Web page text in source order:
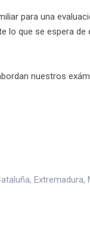
para una
que se espera
nuestros
Extremadura,